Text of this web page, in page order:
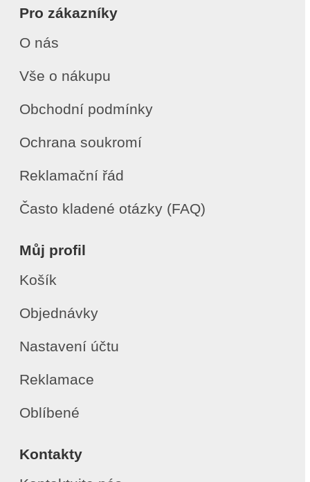
Pro zákazníky
O nás
Vše o nákupu
Obchodní podmínky
Ochrana soukromí
Reklamační řád
Často kladené otázky (FAQ)
Můj profil
Košík
Objednávky
Nastavení účtu
Reklamace
Oblíbené
Kontakty